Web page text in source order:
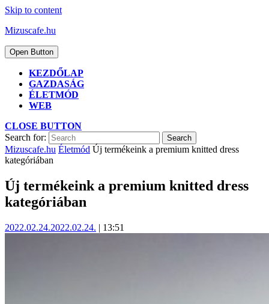
Skip to content
Mizuscafe.hu
Open Button
KEZDŐLAP
GAZDASÁG
ÉLETMÓD
WEB
CLOSE BUTTON
Search for:
Mizuscafe.hu Életmód Új termékeink a premium knitted dress
kategóriában
Új termékeink a premium knitted dress
kategóriában
2022.02.24.2022.02.24. | 13:51